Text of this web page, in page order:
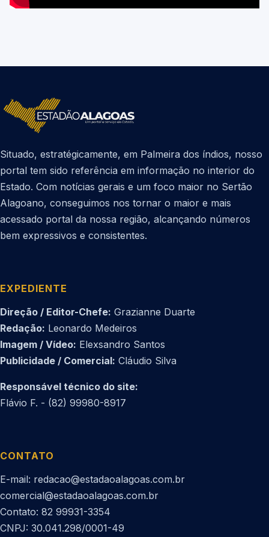
Situado, estratégicamente, em Palmeira dos índios, nosso
portal tem sido referência em informação no interior do
Estado. Com notícias gerais e um foco maior no Sertão
Alagoano, conseguimos nos tornar o maior e mais
acessado portal da nossa região, alcançando números
bem expressivos e consistentes.
EXPEDIENTE
Direção / Editor-Chefe: Grazianne Duarte
Redação: Leonardo Medeiros
Imagem / Vídeo: Elexsandro Santos
Publicidade / Comercial: Cláudio Silva
Responsável técnico do site:
Flávio F. - (82) 99980-8917
CONTATO
E-mail: redacao@estadaoalagoas.com.br
comercial@estadaoalagoas.com.br
Contato: 82 99931-3354
CNPJ: 30.041.298/0001-49